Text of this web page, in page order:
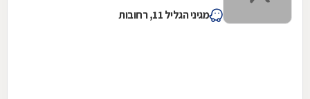
מגיני הגליל 11, רחובות